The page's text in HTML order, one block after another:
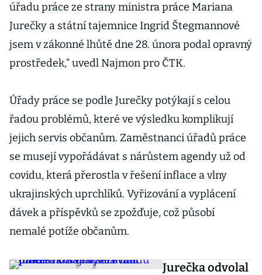
úřadu práce ze strany ministra práce Mariana
Jurečky a státní tajemnice Ingrid Štegmannové
jsem v zákonné lhůtě dne 28. února podal opravný
prostředek,“ uvedl Najmon pro ČTK.
Úřady práce se podle Jurečky potýkají s celou
řadou problémů, které ve výsledku komplikují
jejich servis občanům. Zaměstnanci úřadů práce
se musejí vypořádávat s nárůstem agendy už od
covidu, která přerostla v řešení inflace a vlny
ukrajinských uprchlíků. Vyřizování a vyplácení
dávek a příspěvků se zpožďuje, což působí
nemalé potíže občanům.
Jurečka odvolal